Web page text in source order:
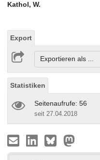
Kathol, W.
Export
Exportieren als ...
Statistiken
Seitenaufrufe: 56
seit 27.04.2018